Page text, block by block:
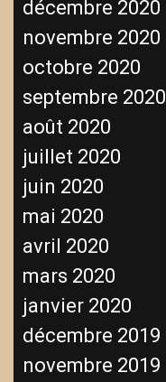
décembre 2020
novembre 2020
octobre 2020
septembre 2020
août 2020
juillet 2020
juin 2020
mai 2020
avril 2020
mars 2020
janvier 2020
décembre 2019
novembre 2019